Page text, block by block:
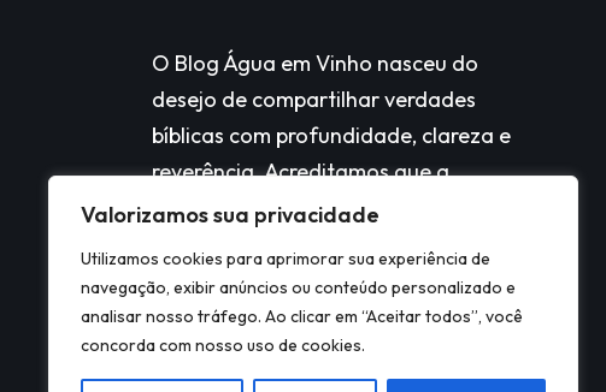
Valorizamos sua privacidade
Utilizamos cookies para aprimorar sua experiência de
navegação, exibir anúncios ou conteúdo personalizado e
analisar nosso tráfego. Ao clicar em “Aceitar todos”, você
concorda com nosso uso de cookies.
O Blog Água em Vinho nasceu do
desejo de compartilhar verdades
bíblicas com profundidade, clareza e
reverência. Acreditamos que a
transformação é possível pela
conhecimento.